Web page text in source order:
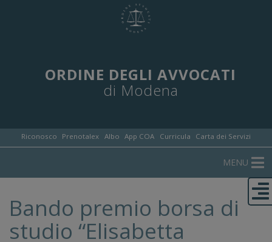
ORDINE DEGLI AVVOCATI
di Modena
Riconosco Prenotalex Albo App COA Curricula Carta dei Servizi
MENU
Bando premio borsa di
studio “Elisabetta